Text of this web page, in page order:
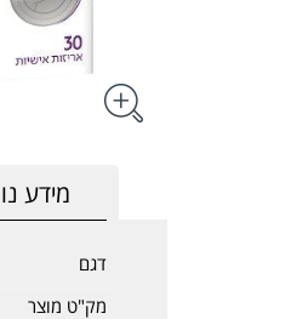
מידע
דגם
מק"ט מוצר